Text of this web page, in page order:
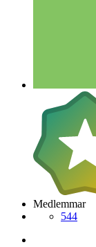
Medlemmar
544